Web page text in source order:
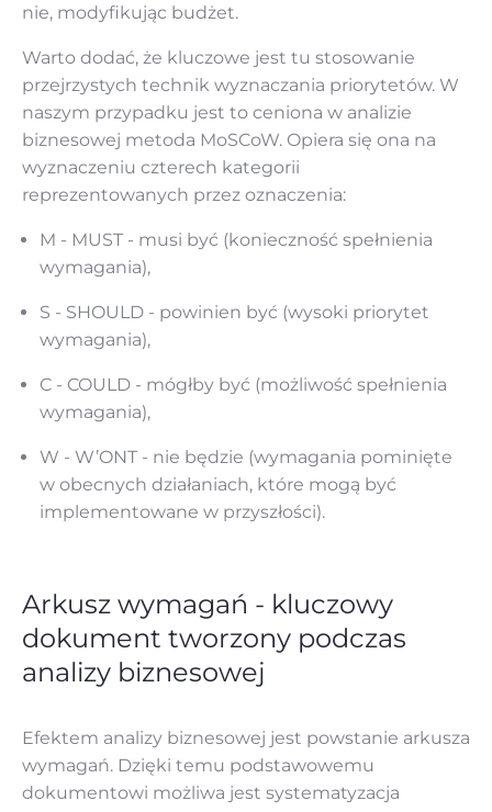
nie, modyfikując budżet.
Warto dodać, że kluczowe jest tu stosowanie
przejrzystych technik wyznaczania priorytetów. W
naszym przypadku jest to ceniona w analizie
biznesowej metoda MoSCoW. Opiera się ona na
wyznaczeniu czterech kategorii
reprezentowanych przez oznaczenia:
M - MUST - musi być (konieczność spełnienia
wymagania),
S - SHOULD - powinien być (wysoki priorytet
wymagania),
C - COULD - mógłby być (możliwość spełnienia
wymagania),
W - W’ONT - nie będzie (wymagania pominięte
w obecnych działaniach, które mogą być
implementowane w przyszłości).
Arkusz wymagań - kluczowy
dokument tworzony podczas
analizy biznesowej
Efektem analizy biznesowej jest powstanie arkusza
wymagań. Dzięki temu podstawowemu
dokumentowi możliwa jest systematyzacja